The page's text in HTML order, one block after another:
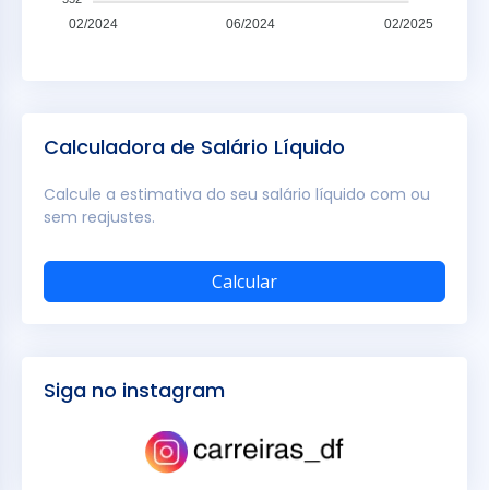
02/2024 06/2024 02/2025
Calculadora de Salário Líquido
Calcule a estimativa do seu salário líquido com ou
sem reajustes.
Calcular
Siga no instagram